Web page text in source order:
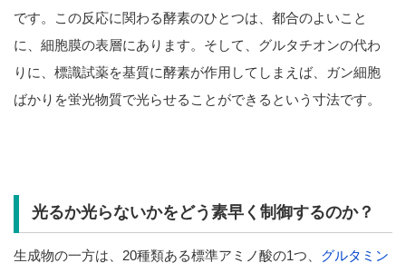
です。この反応に関わる酵素のひとつは、都合のよいこと
に、細胞膜の表層にあります。そして、グルタチオンの代わ
りに、標識試薬を基質に酵素が作用してしまえば、ガン細胞
ばかりを蛍光物質で光らせることができるという寸法です。
光るか光らないかをどう素早く制御するのか？
生成物の一方は、20種類ある標準アミノ酸の1つ、 グルタミン